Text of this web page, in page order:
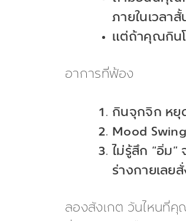
ภายในเวลา
แต่ถ้าคุณกินโ
อาการที่ฟ้อง
กินจุกจิก หยุ
Mood
ไม่รู้สึก “อิ่ม
ร่างกายเลย
ลองสังเกต วันไหนที่